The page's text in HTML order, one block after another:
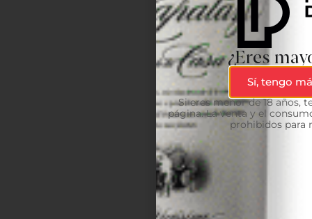
¿Eres
Sí, tengo
Si eres menor de 18 años,
página. La venta y el
prohibidos para